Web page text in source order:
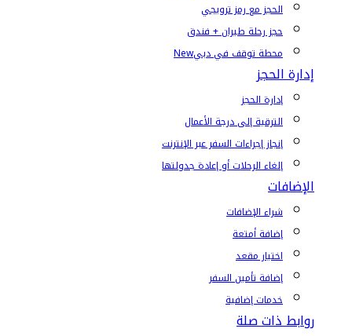
الحجز مع رمز ترويجي
حجز رحلة طيران + فندق
محطة توقف في دبيNew
إدارة الحجز
إدارة الحجز
الترقية إلى درجة الأعمال
إنجاز إجراءات السفر عبر الإنترنت
إلغاء الرحلات أو إعادة جدولتها
الإضافات
شراء الإضافات
إضافة أمتعة
اختيار مقعد
إضافة تأمين السفر
خدمات إضافية
روابط ذات صلة